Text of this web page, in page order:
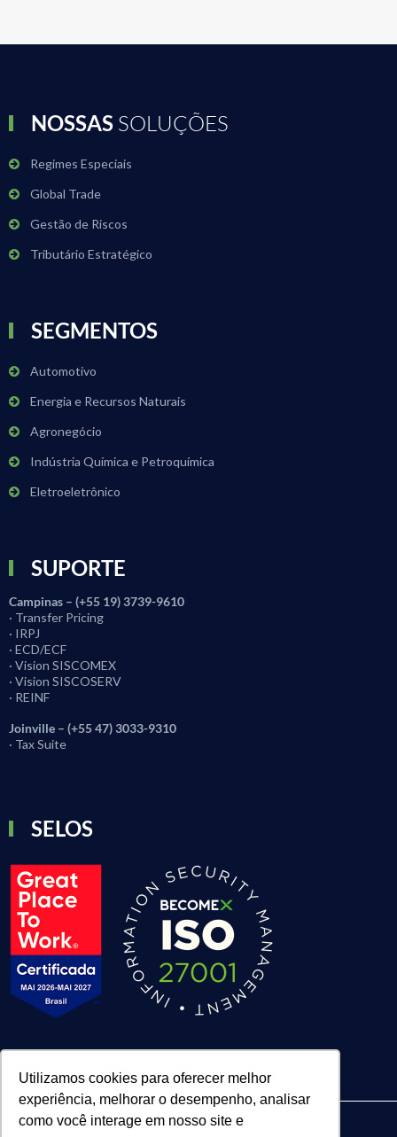
Utilizamos cookies para oferecer melhor
experiência, melhorar o desempenho, analisar
como você interage em nosso site e
NOSSAS SOLUÇÕES
Regimes Especiais
Global Trade
Gestão de Riscos
Tributário Estratégico
SEGMENTOS
Automotivo
Energia e Recursos Naturais
Agronegócio
Indústria Química e Petroquímica
Eletroeletrônico
SUPORTE
Campinas – (+55 19) 3739-9610
· Transfer Pricing
· IRPJ
· ECD/ECF
· Vision SISCOMEX
· Vision SISCOSERV
· REINF
Joinville – (+55 47) 3033-9310
· Tax Suite
SELOS